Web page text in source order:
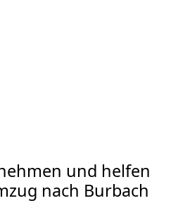
und helfen
nach Burbach